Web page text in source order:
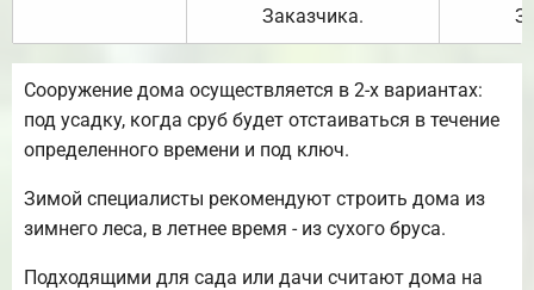
Заказчика.
Сооружение дома осуществляется в 2-х вариантах:
под усадку, когда сруб будет отстаиваться в течение
определенного времени и под ключ.
Зимой специалисты рекомендуют строить дома из
зимнего леса, в летнее время - из сухого бруса.
Подходящими для сада или дачи считают дома на